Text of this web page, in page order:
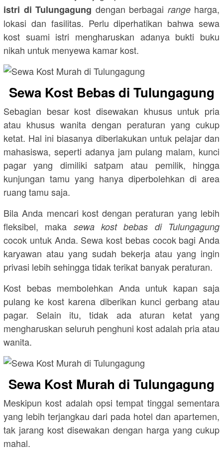
istri di Tulungagung dengan berbagai range harga,
lokasi dan fasilitas. Perlu diperhatikan bahwa sewa
kost suami istri mengharuskan adanya bukti buku
nikah untuk menyewa kamar kost.
Sewa Kost Bebas di Tulungagung
Sebagian besar kost disewakan khusus untuk pria
atau khusus wanita dengan peraturan yang cukup
ketat. Hal ini biasanya diberlakukan untuk pelajar dan
mahasiswa, seperti adanya jam pulang malam, kunci
pagar yang dimiliki satpam atau pemilik, hingga
kunjungan tamu yang hanya diperbolehkan di area
ruang tamu saja.
Bila Anda mencari kost dengan peraturan yang lebih
fleksibel, maka sewa kost bebas di Tulungagung
cocok untuk Anda. Sewa kost bebas cocok bagi Anda
karyawan atau yang sudah bekerja atau yang ingin
privasi lebih sehingga tidak terikat banyak peraturan.
Kost bebas membolehkan Anda untuk kapan saja
pulang ke kost karena diberikan kunci gerbang atau
pagar. Selain itu, tidak ada aturan ketat yang
mengharuskan seluruh penghuni kost adalah pria atau
wanita.
Sewa Kost Murah di Tulungagung
Meskipun kost adalah opsi tempat tinggal sementara
yang lebih terjangkau dari pada hotel dan apartemen,
tak jarang kost disewakan dengan harga yang cukup
mahal.